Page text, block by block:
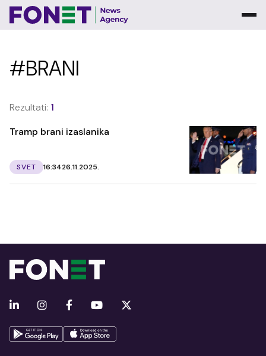
#BRANI
Rezultati: 1
Tramp brani izaslanika
SVET 16:3426.11.2025.